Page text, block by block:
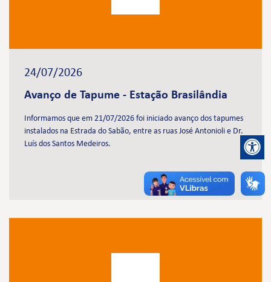
24/07/2026
Avanço de Tapume - Estação Brasilândia
Informamos que em 21/07/2026 foi iniciado avanço dos tapumes
instalados na Estrada do Sabão, entre as ruas José Antonioli e Dr.
Luís dos Santos Medeiros.